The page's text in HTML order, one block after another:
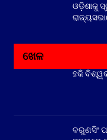
ଓଡ଼ିଶାକୁ
ଖେଳ
ହକି
ବରୁଣସିଂ